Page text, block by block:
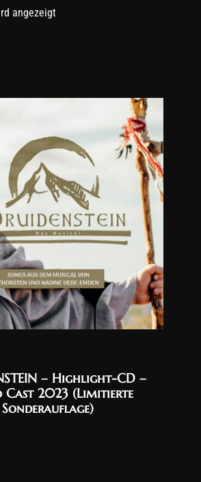
angezeigt
– Highlight-CD –
Cast 2023 (Limitierte
Sonderauflage)